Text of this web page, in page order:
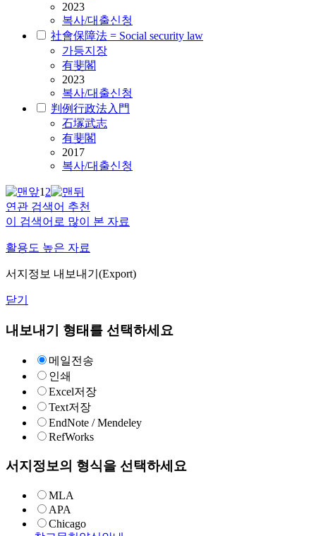
2023
복사/대출신청
社會保障法 = Social security law
가등지장
有斐閣
2023
복사/대출신청
判例行政法入門
石塜武志
有斐閣
2017
복사/대출신청
12
연관 검색어 추천
이 검색어로 많이 본 자료
활용도 높은 자료
서지정보 내보내기(Export)
닫기
내보내기 형태를 선택하세요
메일전송
인쇄
Excel저장
Text저장
EndNote / Mendeley
RefWorks
서지정보의 형식을 선택하세요
MLA
APA
Chicago